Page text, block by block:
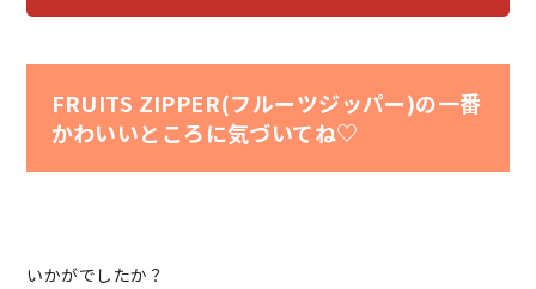
FRUITS ZIPPER(フルーツジッパー)の一番
かわいいところに気づいてね♡
いかがでしたか？